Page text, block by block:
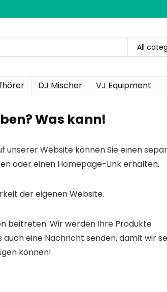
All
DJ Mischer VJ Equipment
Was kann!
Website können Sie einen
oder einen Homepage-Link erhalten.
der eigenen Website.
beitreten. Wir werden Ihre Produkte
eine Nachricht senden, damit wir
können!